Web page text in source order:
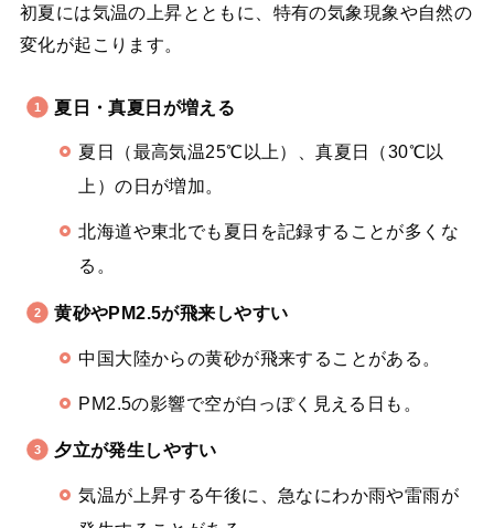
初夏には気温の上昇とともに、特有の気象現象や自然の
変化が起こります。
夏日・真夏日が増える
夏日（最高気温25℃以上）、真夏日（30℃以
上）の日が増加。
北海道や東北でも夏日を記録することが多くな
る。
黄砂やPM2.5が飛来しやすい
中国大陸からの黄砂が飛来することがある。
PM2.5の影響で空が白っぽく見える日も。
夕立が発生しやすい
気温が上昇する午後に、急なにわか雨や雷雨が